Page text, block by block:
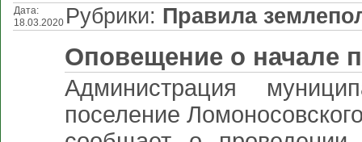
Дата:
18.03.2020 Рубрики: Правила
Оповещение о начале
Администрация
поселение